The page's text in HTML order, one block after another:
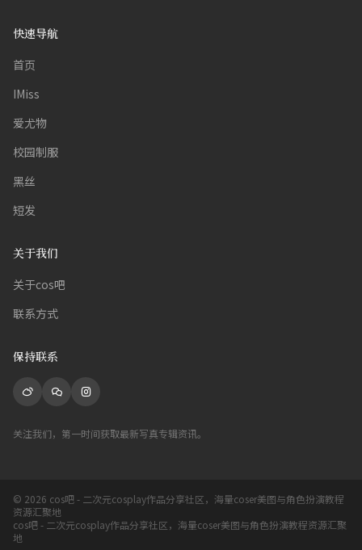
快速导航
首页
IMiss
爱尤物
校园制服
黑丝
短发
关于我们
关于cos吧
联系方式
保持联系
关注我们，第一时间获取最新写真专辑资讯。
© 2026 cos吧 - 二次元cosplay作品分享社区，海量coser美图与角色扮演教程
资源汇聚地
cos吧 - 二次元cosplay作品分享社区，海量coser美图与角色扮演教程资源汇聚
地